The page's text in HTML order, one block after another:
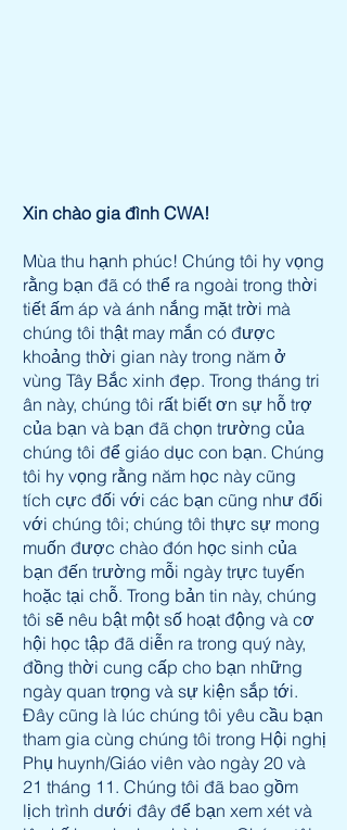
Xin chào gia đình CWA!
Mùa thu hạnh phúc! Chúng tôi hy vọng
rằng bạn đã có thể ra ngoài trong thời
tiết ấm áp và ánh nắng mặt trời mà
chúng tôi thật may mắn có được
khoảng thời gian này trong năm ở
vùng Tây Bắc xinh đẹp. Trong tháng tri
ân này, chúng tôi rất biết ơn sự hỗ trợ
của bạn và bạn đã chọn trường của
chúng tôi để giáo dục con bạn. Chúng
tôi hy vọng rằng năm học này cũng
tích cực đối với các bạn cũng như đối
với chúng tôi; chúng tôi thực sự mong
muốn được chào đón học sinh của
bạn đến trường mỗi ngày trực tuyến
hoặc tại chỗ. Trong bản tin này, chúng
tôi sẽ nêu bật một số hoạt động và cơ
hội học tập đã diễn ra trong quý này,
đồng thời cung cấp cho bạn những
ngày quan trọng và sự kiện sắp tới.
Đây cũng là lúc chúng tôi yêu cầu bạn
tham gia cùng chúng tôi trong Hội nghị
Phụ huynh/Giáo viên vào ngày 20 và
21 tháng 11. Chúng tôi đã bao gồm
lịch trình dưới đây để bạn xem xét và